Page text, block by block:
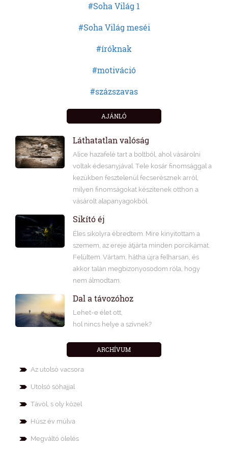
#Soha Világ 1
#Soha Világ meséi
#íróknak
#motiváció
#százszavas
AJÁNLÓ
Láthatatlan valóság
Alice hazafelé tart a boltból, ahol vásárolni
voltak édesanyjával. Tele kosár finomsággal a
kezükben fesztelenül fecserésznek arról,
milyen finomságokat készítenek otthon a
vásárolt alapanyagokból.
Sikító éj
Éles sikolyra ébredtem. Mire kinyitottam a
szemem, az ereje átjárta minden porcikámat.
Felültem. Vártam, hátha újra felharsan, és
akkor talán megbizonyosodom róla, hogy
nem álmodtam.
Dal a távozóhoz
Lehet-e élet ott,
hol nincs helye a szívnek?
ARCHÍVUM
Az utolsó vacsora
Utolsó sóhajjal
Távol, s oly közel
Húsz év múlva
Megváltó ölelés